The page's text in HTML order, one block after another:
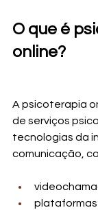
O que é
online?
A psicoterapia
de serviços
tecnologias da
comunicação,
plataformas